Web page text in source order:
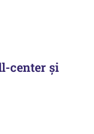
center și